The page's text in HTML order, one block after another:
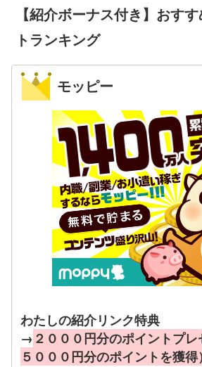
【紹介ボーナス付き】おす
トランキング
モッピー
わたしの紹介リンク特典
→ ２０００円分のポイントプレ
５０００円分のポイントを獲得）